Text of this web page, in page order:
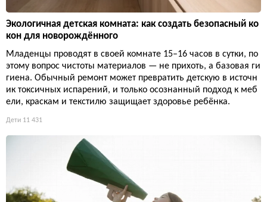
Экологичная детская комната: как создать безопасный ко
кон для новорождённого
Младенцы проводят в своей комнате 15–16 часов в сутки, по
этому вопрос чистоты материалов — не прихоть, а базовая ги
гиена. Обычный ремонт может превратить детскую в источн
ик токсичных испарений, и только осознанный подход к меб
ели, краскам и текстилю защищает здоровье ребёнка.
Дети 11 431